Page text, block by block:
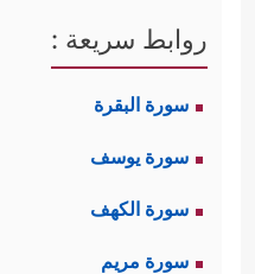
روابط سريعة :
سورة البقرة
سورة يوسف
سورة الكهف
سورة مريم